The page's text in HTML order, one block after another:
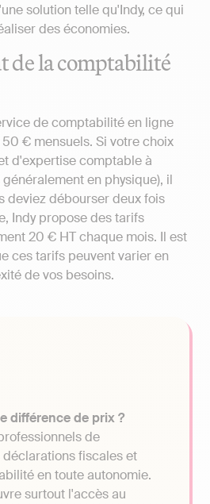
solution telle qu'Indy, ce qui
des économies.
de la comptabilité
de comptabilité en ligne
€ mensuels. Si votre choix
d'expertise comptable à
en physique), il
deviez débourser deux fois
Indy propose des tarifs
20 € HT chaque mois. Il est
ces tarifs peuvent varier en
de vos besoins.
différence de prix ?
de
fiscales et
en toute autonomie.
surtout l'accès au